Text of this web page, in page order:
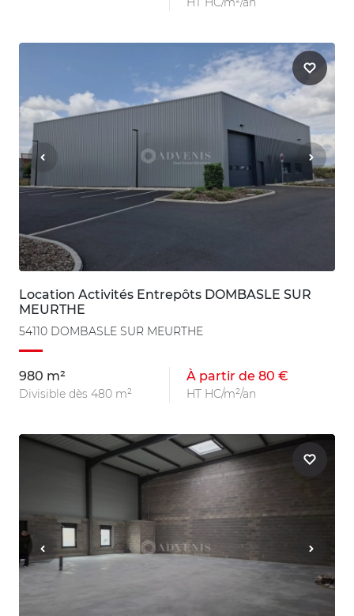
Location Activités Entrepôts DOMBASLE SUR
MEURTHE
54110 DOMBASLE SUR MEURTHE
980 m²
Divisible dès 480 m²
À partir de 80 €
HT HC/m²/an